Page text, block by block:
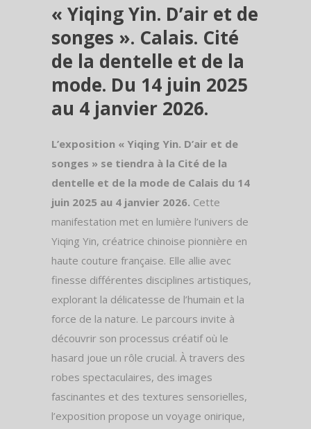
« Yiqing Yin. D’air et de
songes ». Calais. Cité
de la dentelle et de la
mode. Du 14 juin 2025
au 4 janvier 2026.
L’exposition « Yiqing Yin. D’air et de
songes » se tiendra à la Cité de la
dentelle et de la mode de Calais du 14
juin 2025 au 4 janvier 2026. Cette
manifestation met en lumière l’univers de
Yiqing Yin, créatrice chinoise pionnière en
haute couture française. Elle allie avec
finesse différentes disciplines artistiques,
explorant la délicatesse de l’humain et la
force de la nature. Le parcours invite à
découvrir son processus créatif où le
hasard joue un rôle crucial. À travers des
robes spectaculaires, des images
fascinantes et des textures sensorielles,
l’exposition propose un voyage onirique,